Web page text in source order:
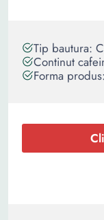
Tip bautura:
Continut
Forma